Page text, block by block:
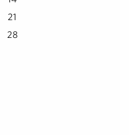
21
28